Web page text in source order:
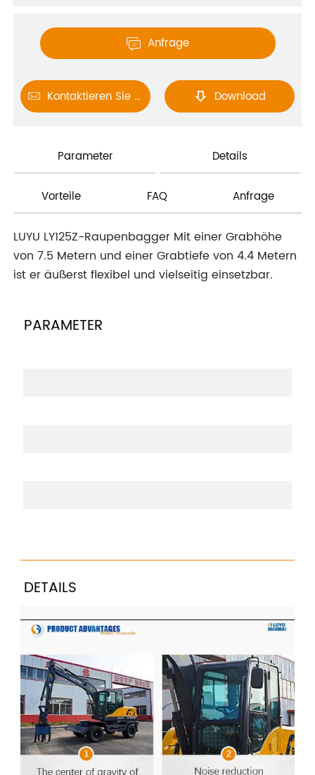
 Anfrage
 Kontaktieren Sie uns  Download
Parameter Details
Vorteile FAQ Anfrage
LUYU LY125Z-Raupenbagger Mit einer Grabhöhe
von 7.5 Metern und einer Grabtiefe von 4.4 Metern
ist er äußerst flexibel und vielseitig einsetzbar.
PARAMETER
DETAILS